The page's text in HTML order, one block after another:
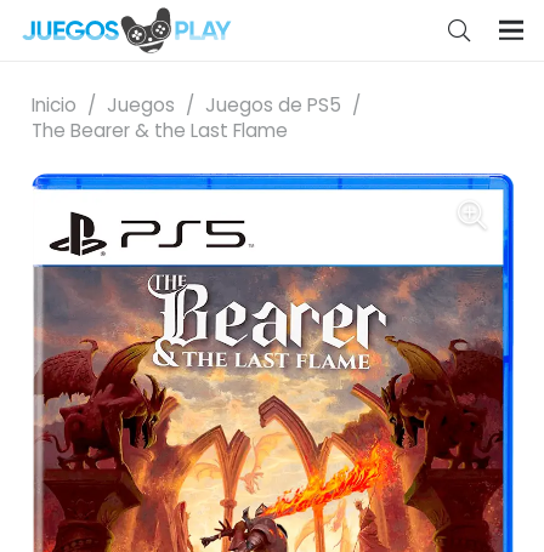
Inicio / Juegos / Juegos de PS5 /
The Bearer & the Last Flame